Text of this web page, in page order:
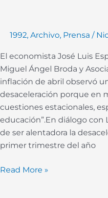
1992, Archivo, Prensa /
El economista José Luis
Miguel Ángel Broda y
inflación de abril observó
desaceleración porque en
cuestiones estacionales,
educación”.En diálogo con
de ser alentadora la
primer trimestre del año
Read More »